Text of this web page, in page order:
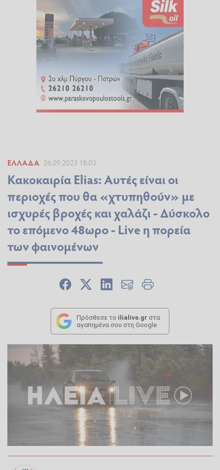
ΕΛΛΆΔΑ 26.09.2023 18:03
Κακοκαιρία Εlias: Αυτές είναι οι
περιοχές που θα «χτυπηθούν» με
ισχυρές βροχές και χαλάζι - Δύσκολο
το επόμενο 48ωρο - Live η πορεία
των φαινομένων
Πρόσθεσε το ilialive.gr στα
αγαπημένα σου στη Google